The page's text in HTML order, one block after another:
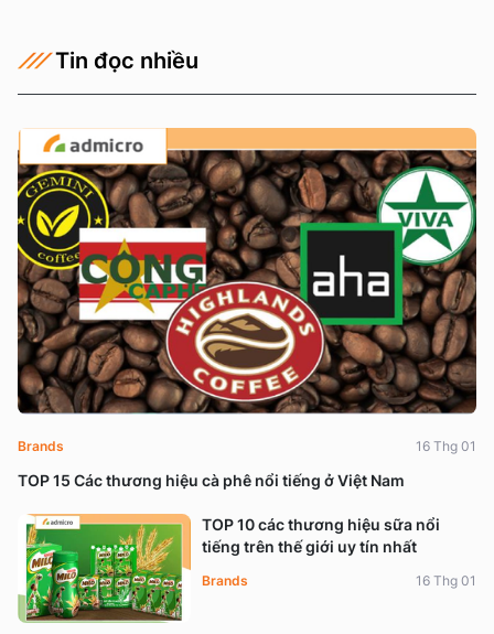
Tin đọc nhiều
TOP 15 Các thương hiệu cà phê nổi tiếng ở Việt Nam
Brands 16 Thg 01
TOP 10 các thương hiệu sữa nổi
tiếng trên thế giới uy tín nhất
Brands 16 Thg 01